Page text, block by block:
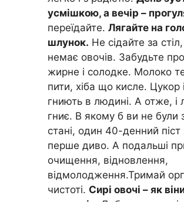
усмішкою, а вечір –
переїдайте. Лягайте на
шлунок. Не сідайте за
немає овочів. Забудьте
жирне і солодке. Молоко
пити, хіба що кисле. Цукор
гниють в людині. А отже, і
гниє. В якому б ви не були
стані, один 40-денний
перше диво. А подальші
очищення, відновлення,
відмолодження.Тримай
чистоті. Сирі овочі – як